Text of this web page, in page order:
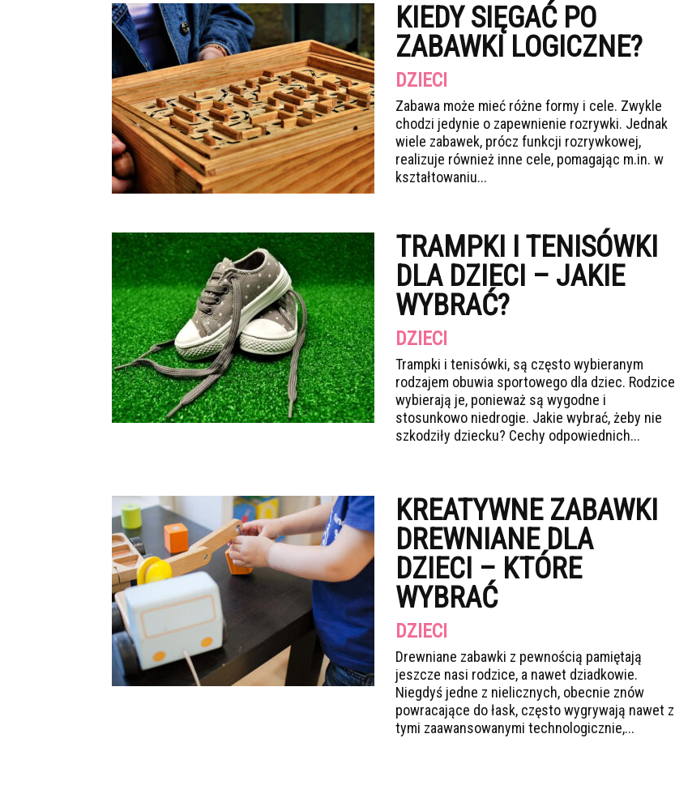
KIEDY SIĘGAĆ PO
ZABAWKI LOGICZNE?
DZIECI
Zabawa może mieć różne formy i cele. Zwykle
chodzi jedynie o zapewnienie rozrywki. Jednak
wiele zabawek, prócz funkcji rozrywkowej,
realizuje również inne cele, pomagając m.in. w
kształtowaniu...
TRAMPKI I TENISÓWKI
DLA DZIECI – JAKIE
WYBRAĆ?
DZIECI
Trampki i tenisówki, są często wybieranym
rodzajem obuwia sportowego dla dziec. Rodzice
wybierają je, ponieważ są wygodne i
stosunkowo niedrogie. Jakie wybrać, żeby nie
szkodziły dziecku? Cechy odpowiednich...
KREATYWNE ZABAWKI
DREWNIANE DLA
DZIECI – KTÓRE
WYBRAĆ
DZIECI
Drewniane zabawki z pewnością pamiętają
jeszcze nasi rodzice, a nawet dziadkowie.
Niegdyś jedne z nielicznych, obecnie znów
powracające do łask, często wygrywają nawet z
tymi zaawansowanymi technologicznie,...